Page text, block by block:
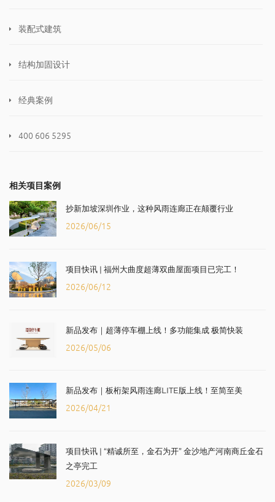
装配式建筑
结构加固设计
经典案例
400 606 5295
相关项目案例
抄新加坡深圳作业，这种风雨连廊正在颠覆行业
2026/06/15
项目快讯 | 福州大曲度超薄双曲屋面项目已完工！
2026/06/12
新品发布｜超薄停车棚上线！多功能集成 极简快装
2026/05/06
新品发布｜板桁架风雨连廊LITE版上线！至简至美
2026/04/21
项目快讯 | “精诚所至，金石为开” 金沙地产河南商丘金石
之亭完工
2026/03/09